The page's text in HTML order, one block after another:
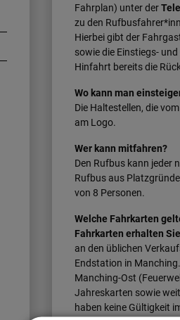
Fahrplan) unter der
zu den
Hierbei gibt der
sowie die Einstiegs-
Hinfahrt bereits die
Wo kann man
Die Haltestellen, die
am Logo.
Wer kann mitfahren?
Den Rufbus kann jeder
Rufbus aus
von 8 Personen.
Welche Fahrkarten
Fahrkarten erhalten
an den üblichen
Endstation in
Manching-Ost
Jahreskarten sowie
haben keine Gültigkeit